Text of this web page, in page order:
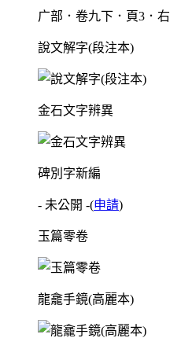
广部．卷九下．頁3．右
說文解字(段注本)
金石文字辨異
碑別字新編
- 未公開 -(申請)
玉篇零卷
龍龕手鏡(高麗本)